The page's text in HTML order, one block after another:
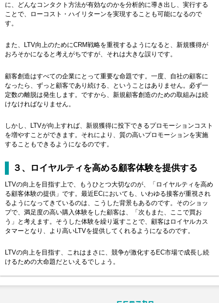
に、どんなコンタクト方法が有効なのかを分析的に導き出し、実行する
ことで、ローコスト・ハイリターンを実現することも可能になるので
す。
また、LTV向上のためにCRM戦略を重視するようになると、新規獲得が
おろそかになると考えがちですが、それは大きな誤りです。
顧客創造はすべての企業にとって重要な命題です。一度、自社の顧客に
なったら、ずっと顧客であり続ける、ということはありません。必ず一
定数の離脱は発生します。ですから、新規顧客創造のための取組みは続
けなければなりません。
しかし、LTVが向上すれば、新規獲得に投下できるプロモーションコスト
を増やすことができます。それにより、質の高いプロモーションを実施
することもできるようになるのです。
３、ロイヤルティを高める顧客体験を提供する
LTVの向上を目指す上で、もうひとつ大切なのが、「ロイヤルティを高め
る顧客体験の提供」です。最近ECにおいても、いわゆる接客が重視され
るようになってきているのは、こうした背景もあるのです。そのショッ
プで、満足度の高い購入体験をした顧客は、「次もまた、ここで買お
う」と考えます。そうした体験を繰り返すことで、顧客はロイヤルカス
タマーとなり、より高いLTVを提供してくれるようになるのです。
LTVの向上を目指す、これはまさに、競争が激化するEC市場で成長し続
けるための大命題だといえるでしょう。